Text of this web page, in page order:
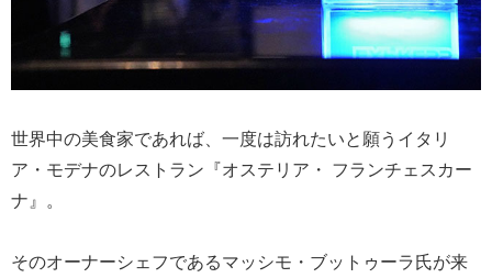
世界中の美食家であれば、一度は訪れたいと願うイタリ
ア・モデナのレストラン『オステリア・ フランチェスカー
ナ』。
そのオーナーシェフであるマッシモ・ブットゥーラ氏が来